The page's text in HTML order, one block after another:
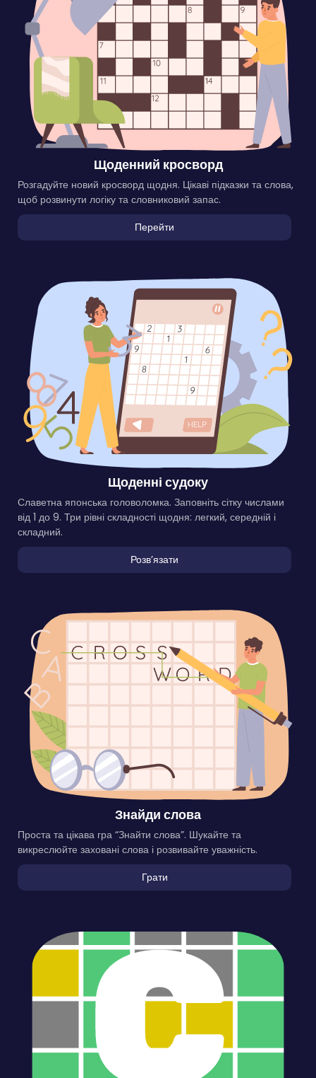
Щоденний кросворд
Розгадуйте новий кросворд щодня. Цікаві підказки та слова,
щоб розвинути логіку та словниковий запас.
Перейти
Щоденні судоку
Славетна японська головоломка. Заповніть сітку числами
від 1 до 9. Три рівні складності щодня: легкий, середній і
складний.
Розвʼязати
Знайди слова
Проста та цікава гра “Знайти слова”. Шукайте та
викреслюйте заховані слова і розвивайте уважність.
Грати